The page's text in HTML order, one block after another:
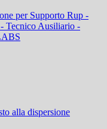
per Supporto Rup -
Tecnico Ausiliario -
alla dispersione